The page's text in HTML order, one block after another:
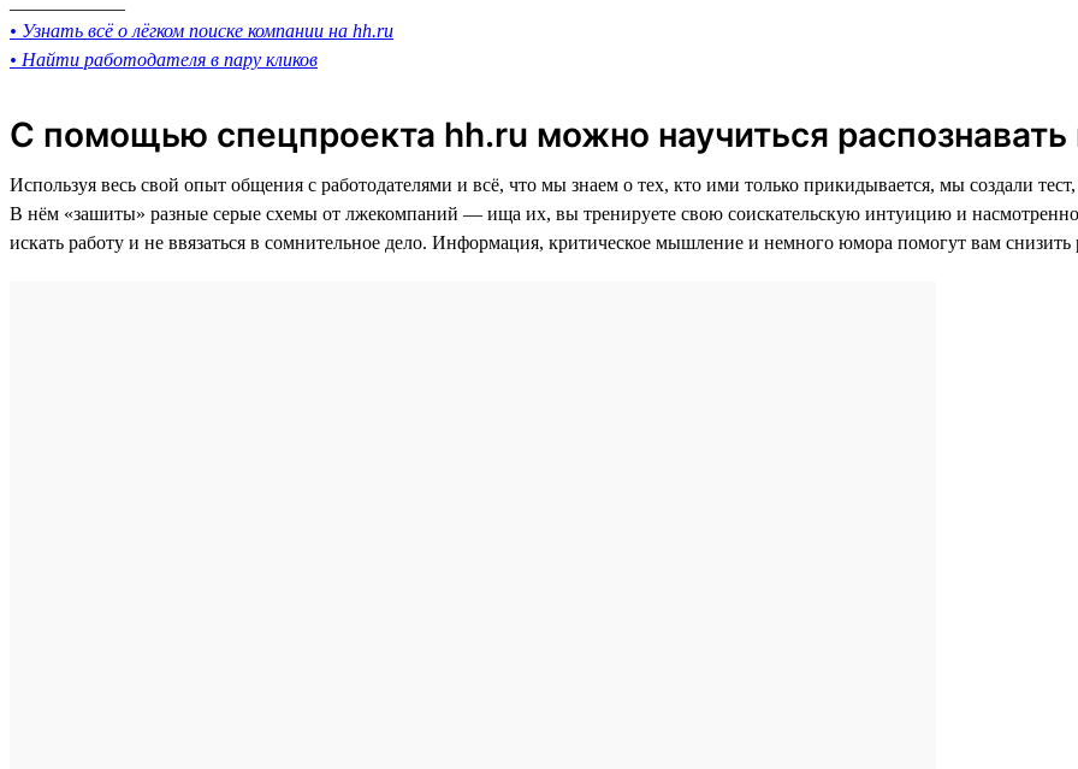
• Узнать всё о лёгком поиске компании на hh.ru
• Найти работодателя в пару кликов
С помощью спецпроекта hh.ru можно научиться
Используя весь свой опыт общения с работодателями и всё, что мы знаем о тех, кто ими только прикидывается, мы создали
В нём «зашиты» разные серые схемы от лжекомпаний — ища их, вы тренируете свою соискательскую интуицию и
искать работу и не ввязаться в сомнительное дело. Информация, критическое мышление и немного юмора помогут вам снизить